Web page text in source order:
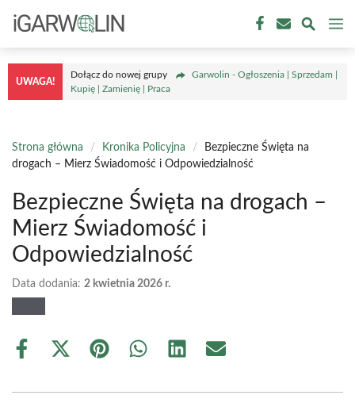
treści
UWAGA!
Dołącz do nowej grupy
Garwolin - Ogłoszenia | Sprzedam |
Kupię | Zamienię | Praca
Strona główna / Kronika Policyjna /
Bezpieczne Święta na
drogach – Mierz Świadomość i Odpowiedzialność
Bezpieczne Święta na drogach –
Mierz Świadomość i
Odpowiedzialność
Data dodania: 2 kwietnia 2026 r.
Share
Share
(Twitter)
Share Share Share Share